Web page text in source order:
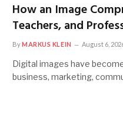
How an Image
Teachers, and
ByMARKUS KLEIN August 6,
Digital images have
business, marketing,